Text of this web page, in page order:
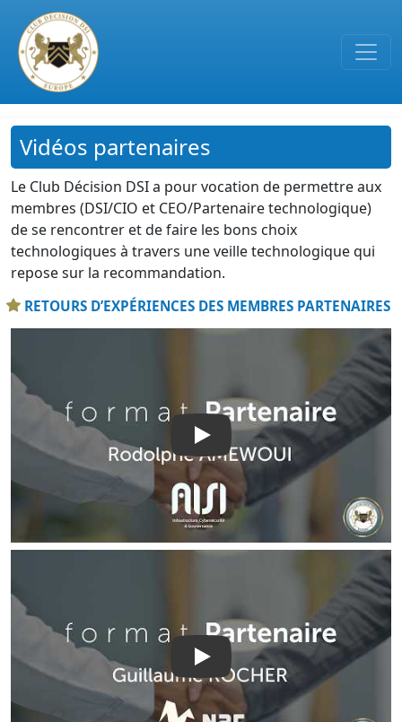
Passer au contenu principal
Vidéos partenaires
Le Club Décision DSI a pour vocation de permettre aux
membres (DSI/CIO et CEO/Partenaire technologique)
de se rencontrer et de faire les bons choix
technologiques à travers une veille technologique qui
repose sur la recommandation.
RETOURS D’EXPÉRIENCES DES MEMBRES PARTENAIRES
Play
Play